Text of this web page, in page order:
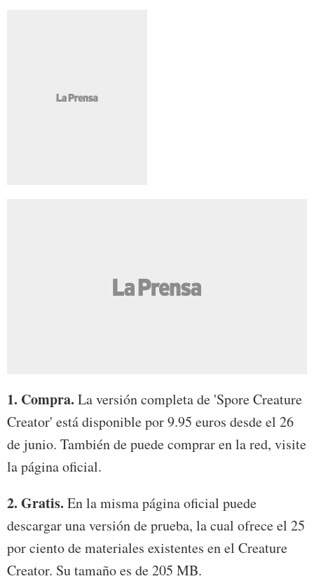
1. Compra. La versión completa de 'Spore Creature
Creator' está disponible por 9.95 euros desde el 26
de junio. También de puede comprar en la red, visite
la página oficial.
2. Gratis. En la misma página oficial puede
descargar una versión de prueba, la cual ofrece el 25
por ciento de materiales existentes en el Creature
Creator. Su tamaño es de 205 MB.